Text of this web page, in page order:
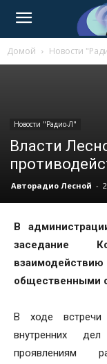
Домой Новости
Новости "Радио-Л"
Власти
Авторадио Лесной -
В
заседание
общественными
В ходе
внутренних
проявлениям